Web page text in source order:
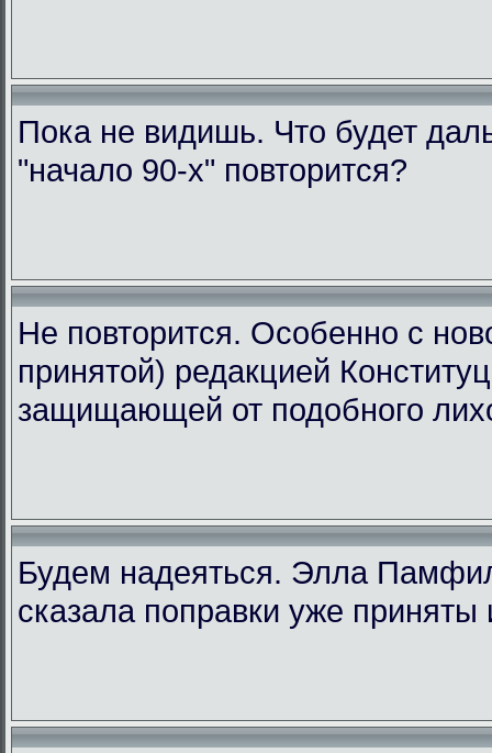
Пока не видишь. Что будет
"начало 90-х" повторится?
Не повторится. Особенно с
принятой) редакцией
защищающей от подобного
Будем надеяться. Элла
сказала поправки уже